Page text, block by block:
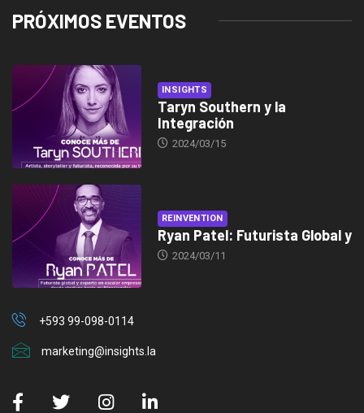
PRÓXIMOS EVENTOS
INSIGHTS
Taryn Southern y la
Integración
2024/03/15
REINVENTION
Ryan Patel: Futurista Global y
2024/03/11
+593 99-098-0114
marketing@insights.la